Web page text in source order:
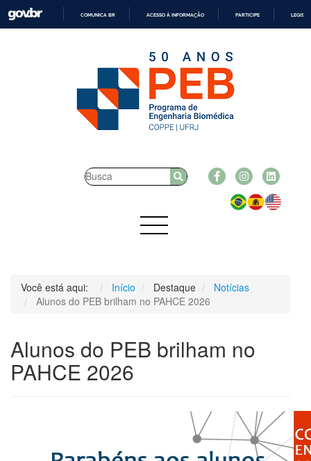
O
CONTEÚDO
COMUNICA BR ACESSO À INFORMAÇÃO PARTICIPE
Você está aqui: Início Destaque
Notícias
Alunos do PEB brilham no PAHCE 2026
Alunos do PEB brilham no
PAHCE 2026